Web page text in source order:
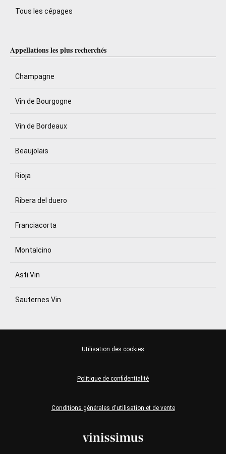
Tous les cépages
Appellations les plus recherchés
Champagne
Vin de Bourgogne
Vin de Bordeaux
Beaujolais
Rioja
Ribera del duero
Franciacorta
Montalcino
Asti Vin
Sauternes Vin
Conditions générales d'utilisation et de vente
Politique de confidentialité
Utilisation des cookies